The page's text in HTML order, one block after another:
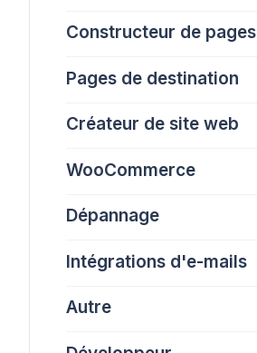
Constructeur de pages
Pages de destination
Créateur de site web
WooCommerce
Dépannage
Intégrations d'e-mails
Autre